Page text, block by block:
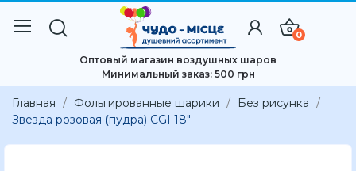
0
Оптовый магазин воздушных шаров
Минимальный заказ: 500 грн
Главная Фольгированные шарики
Без рисунка
Звезда розовая (пудра) CGI 18"